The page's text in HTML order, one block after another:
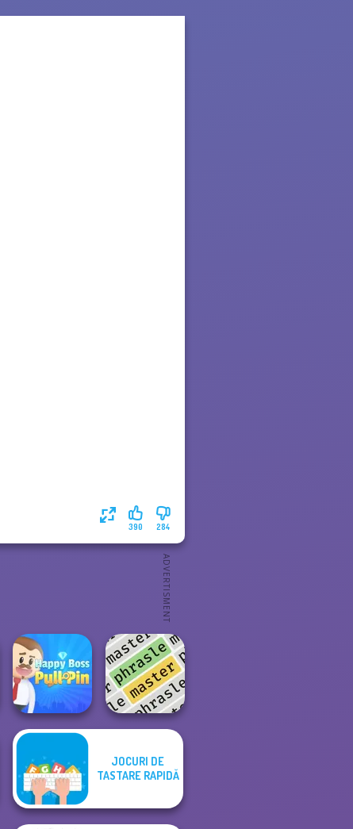
284
390
Happy Boss Pull
Pin
Phrasle Master
JOCURI DE
TASTARE RAPIDĂ